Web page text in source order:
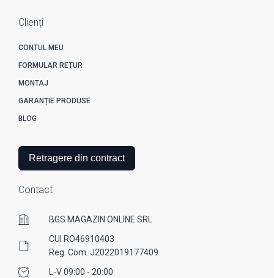
Clienți
CONTUL MEU
FORMULAR RETUR
MONTAJ
GARANȚIE PRODUSE
BLOG
Retragere din contract
Contact
BGS MAGAZIN ONLINE SRL
CUI RO46910403
Reg. Com. J2022019177409
L-V 09:00 - 20:00